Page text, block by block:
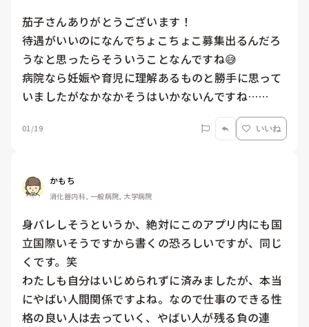
茄子さんありがとうございます！
待遇がいいのになんでちょこちょこ募集出るんだろ
うなと思ったらそういうことなんですね😅
病院なら妊娠や育児に理解あるものと勝手に思って
いましたがなかなかそうはいかないんですね……
01/19 いいね
かもち
消化器内科, 一般病院, 大学病院
身バレしそうというか、絶対にこのアプリ内にも国
立国際いそうですから書くの恐ろしいですが、同じ
くです。笑
わたしも自分はいじめられずに済みましたが、本当
にやばい人間関係ですよね。なので仕事のできる性
格の良い人は去っていく、やばい人が残る負の連